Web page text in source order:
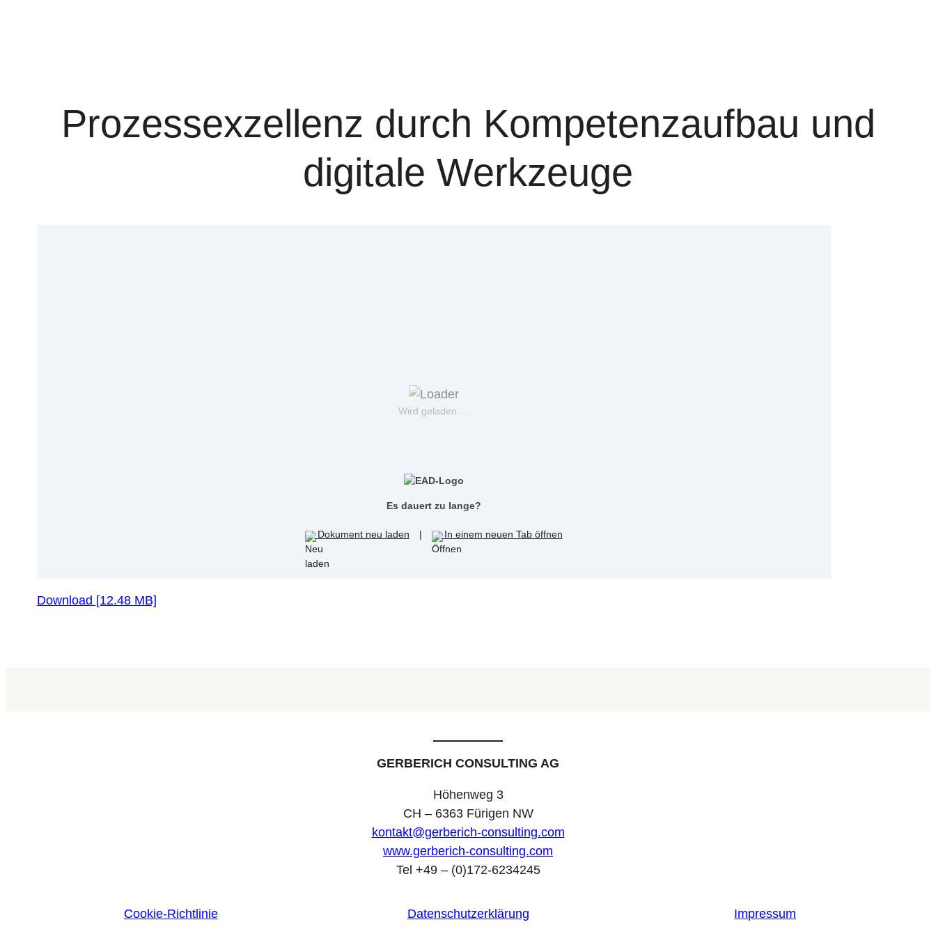
Prozessexzellenz durch Kompetenzaufbau und
digitale Werkzeuge
Wird geladen …
Es dauert zu lange?
Dokument neu laden | In einem neuen Tab öffnen
Download [12.48 MB]
GERBERICH CONSULTING AG
Höhenweg 3
CH – 6363 Fürigen NW
kontakt@gerberich-consulting.com
www.gerberich-consulting.com
Tel +49 – (0)172-6234245
Cookie-Richtlinie Datenschutzerklärung Impressum